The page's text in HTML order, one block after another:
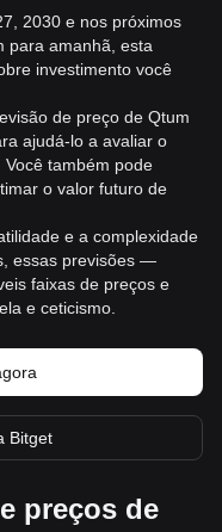
2030 e nos próximos
para amanhã, esta
investimento você
de preço de Qtum
ajudá-lo a avaliar o
também pode
o valor futuro de
e a complexidade
essas previsões —
faixas de preços e
e ceticismo.
Bitget
preços de